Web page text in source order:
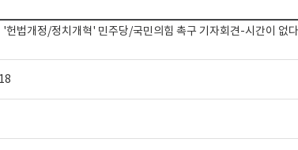
헌법개정/정치개혁' 민주당/국민의힘 촉구 기자회견-시간이 없